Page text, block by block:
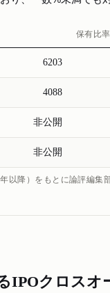
保有比率
6203
4088
非公開
非公開
降）をもとに論評編集
IPOクロスオ